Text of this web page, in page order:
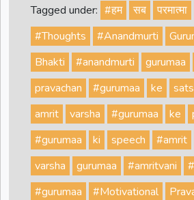
Tagged under: #हम सब परमात्मा
#Thoughts
#Anandmurti
Bhakti
#anandmurti gurumaa
pravachan
#gurumaa ke
amrit
varsha #gurumaa ke
#gurumaa
ki speech #amrit
varsha
gurumaa #amritvani
#gurumaa
#Motivational